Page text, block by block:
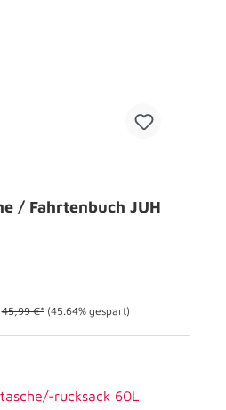
/ Fahrtenbuch JUH
45,99 €* (45.64% gespart)